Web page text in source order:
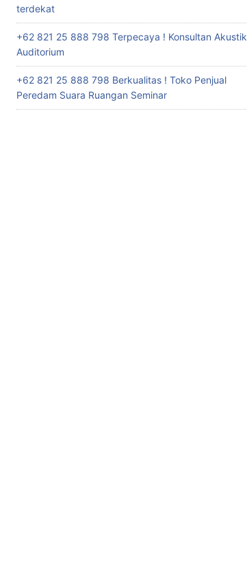
terdekat
+62 821 25 888 798 Terpecaya ! Konsultan Akustik
Auditorium
+62 821 25 888 798 Berkualitas ! Toko Penjual
Peredam Suara Ruangan Seminar